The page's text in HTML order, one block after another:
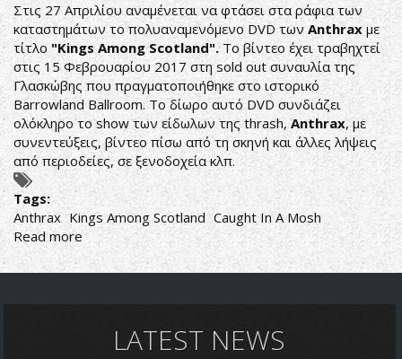
Στις 27 Απριλίου αναμένεται να φτάσει στα ράφια των
καταστημάτων το πολυαναμενόμενο DVD τωνAnthraxμε
τίτλο "Kings Among Scotland".Το βίντεο έχει τραβηχτεί
στις 15 Φεβρουαρίου 2017 στη sold out συναυλία της
Γλασκώβης που πραγματοποιήθηκε στο ιστορικό
Barrowland Ballroom. Το δίωρο αυτό DVD συνδιάζει
ολόκληρο το show των είδωλων της thrash,Anthrax, με
συνεντεύξεις, βίντεο πίσω από τη σκηνή και άλλες λήψεις
από περιοδείες, σε ξενοδοχεία κλπ.
Tags:
Anthrax Kings Among Scotland Caught In A Mosh
Read moreabout
ANTHRAX:
ΣΤΙΣ
LATEST NEWS